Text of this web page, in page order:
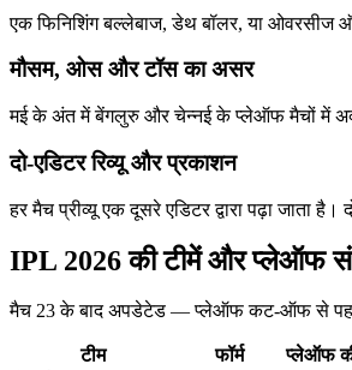
एक फिनिशिंग बल्लेबाज, डेथ बॉलर, या
मौसम, ओस और टॉस का असर
मई के अंत में बेंगलुरु और चेन्नई के प्लेऑफ मैचों में
दो-एडिटर रिव्यू और प्रकाशन
हर मैच प्रीव्यू एक दूसरे एडिटर द्वारा पढ़ा जाता है।
IPL 2026 की टीमें और प्लेऑफ
मैच 23 के बाद अपडेटेड — प्लेऑफ कट-ऑफ से पहले।
टीम फॉर्म प्लेऑफ